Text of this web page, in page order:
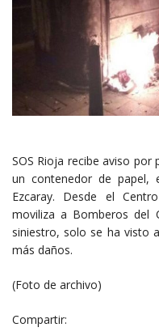
SOS Rioja recibe aviso por
un contenedor de papel,
Ezcaray. Desde el
moviliza a Bomberos del
siniestro, solo se ha visto
más daños.
(Foto de archivo)
Compartir: